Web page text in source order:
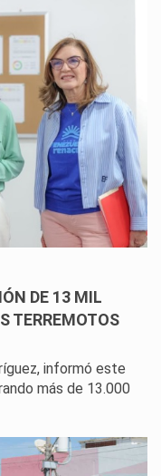
DE 13 MIL
TERREMOTOS
informó este
más de 13.000